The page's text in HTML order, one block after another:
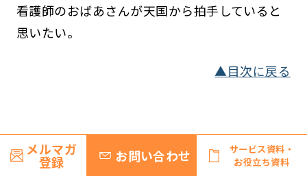
看護師のおばあさんが天国から拍手していると
思いたい。
▲目次に戻る
総括
メルマガ
登録 お問い合わせ
サービス資料・
お役立ち資料